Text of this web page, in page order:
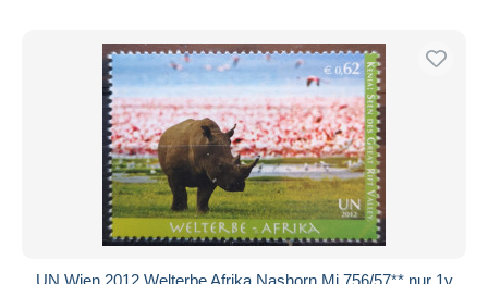
UN Wien 2012 Welterbe Afrika Nashorn Mi 756/57** nur 1v